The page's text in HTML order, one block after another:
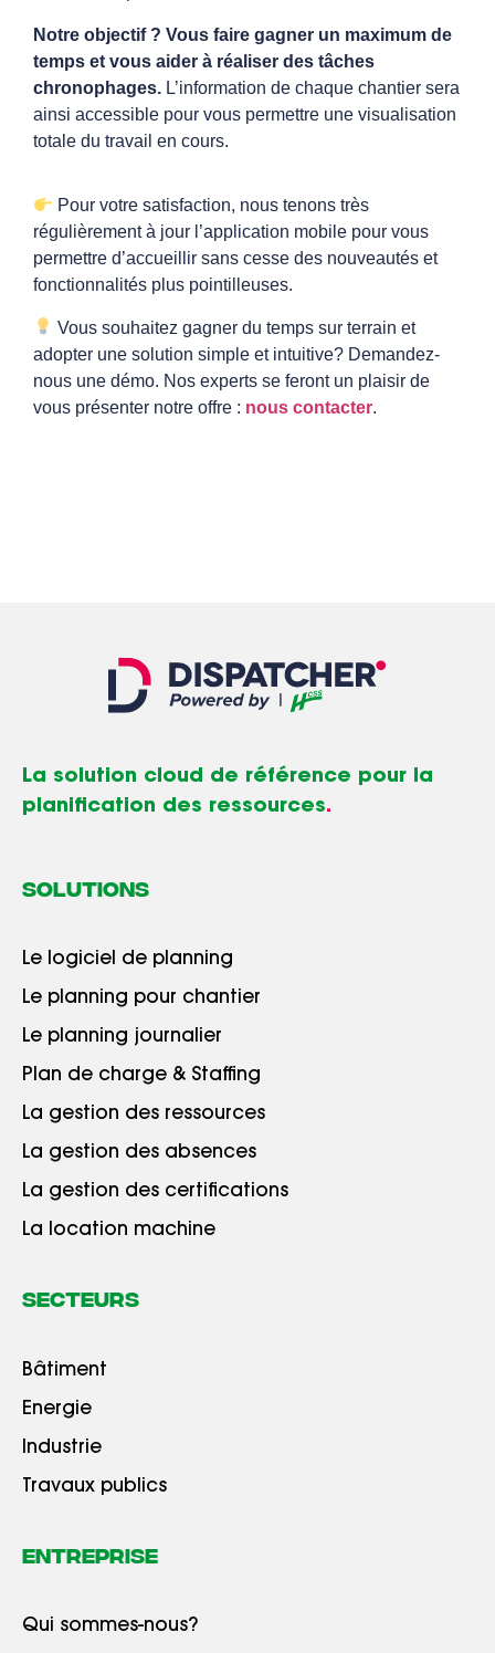
Notre objectif ? Vous faire gagner un maximum de
temps et vous aider à réaliser des tâches
chronophages. L’information de chaque chantier sera
ainsi accessible pour vous permettre une visualisation
totale du travail en cours.
Pour votre satisfaction, nous tenons très
régulièrement à jour l’application mobile pour vous
permettre d’accueillir sans cesse des nouveautés et
fonctionnalités plus pointilleuses.
Vous souhaitez gagner du temps sur terrain et
adopter une solution simple et intuitive? Demandez-
nous une démo. Nos experts se feront un plaisir de
vous présenter notre offre : nous contacter.
La solution cloud de référence pour la
planification des ressources.
SOLUTIONS
Le logiciel de planning
Le planning pour chantier
Le planning journalier
Plan de charge & Staffing
La gestion des ressources
La gestion des absences
La gestion des certifications
La location machine
Secteurs
Bâtiment
Energie
Industrie
Travaux publics
Entreprise
Qui sommes-nous?